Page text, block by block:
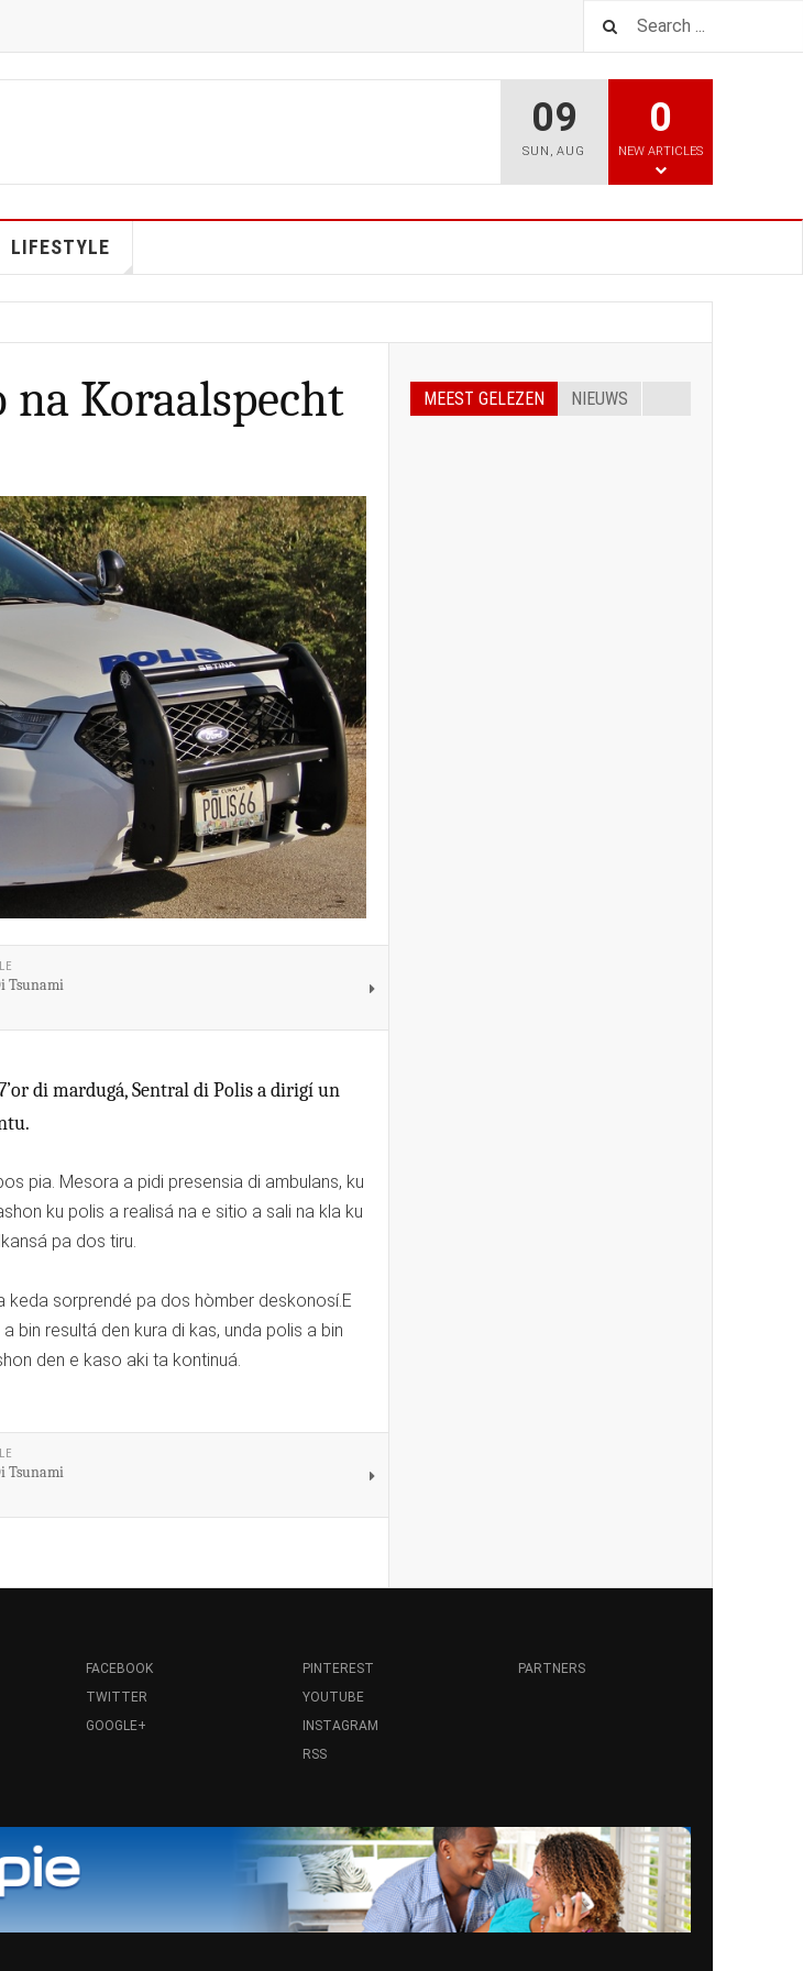
09
SUN ,AUG
0
NEW ARTICLES
LIFESTYLE
Koraalspecht
Tsunami
di mardugá, Sentral di Polis a dirigí un
pia. Mesora a pidi presensia di ambulans, ku
ku polis a realisá na e sitio a sali na kla ku
pa dos tiru.
keda sorprendé pa dos hòmber deskonosí.E
bin resultá den kura di kas, unda polis a bin
den e kaso aki ta kontinuá.
Tsunami
MEEST GELEZEN NIEUWS
FACEBOOK
TWITTER
GOOGLE+
PINTEREST
YOUTUBE
INSTAGRAM
RSS
PARTNERS